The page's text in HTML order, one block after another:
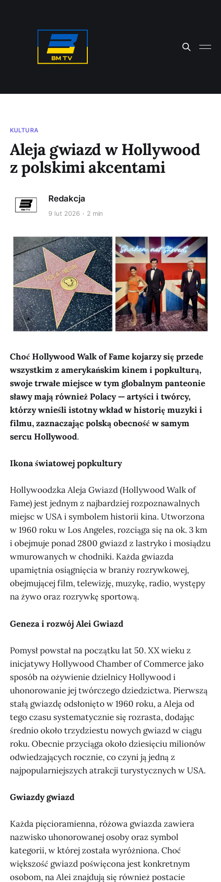
KULTURA
Aleja gwiazd w Hollywood
z polskimi akcentami
Redakcja
9 lut 2026 2 min
Choć Hollywood Walk of Fame kojarzy się przede
wszystkim z amerykańskim kinem i popkulturą,
swoje trwałe miejsce w tym globalnym panteonie
sławy mają również Polacy — artyści i twórcy,
którzy wnieśli istotny wkład w historię muzyki i
filmu, zaznaczając polską obecność w samym
sercu Hollywood.
Ikona światowej popkultury
Hollywoodzka Aleja Gwiazd (Hollywood Walk of
Fame) jest jednym z najbardziej rozpoznawalnych
miejsc w USA i symbolem historii kina. Utworzona
w 1960 roku w Los Angeles, rozciąga się na ok. 3 km
i obejmuje ponad 2800 gwiazd z lastryko i mosiądzu
wmurowanych w chodniki. Każda gwiazda
upamiętnia osiągnięcia w branży rozrywkowej,
obejmującej film, telewizję, muzykę, radio, występy
na żywo oraz rozrywkę sportową.
Geneza i rozwój Alei Gwiazd
Pomysł powstał na początku lat 50. XX wieku z
inicjatywy Hollywood Chamber of Commerce jako
sposób na ożywienie dzielnicy Hollywood i
uhonorowanie jej twórczego dziedzictwa. Pierwszą
stałą gwiazdę odsłonięto w 1960 roku, a Aleja od
tego czasu systematycznie się rozrasta, dodając
średnio około trzydziestu nowych gwiazd w ciągu
roku. Obecnie przyciąga około dziesięciu milionów
odwiedzających rocznie, co czyni ją jedną z
najpopularniejszych atrakcji turystycznych w USA.
Gwiazdy gwiazd
Każda pięcioramienna, różowa gwiazda zawiera
nazwisko uhonorowanej osoby oraz symbol
kategorii, w której została wyróżniona. Choć
większość gwiazd poświęcona jest konkretnym
osobom, na Alei znajdują się również postacie